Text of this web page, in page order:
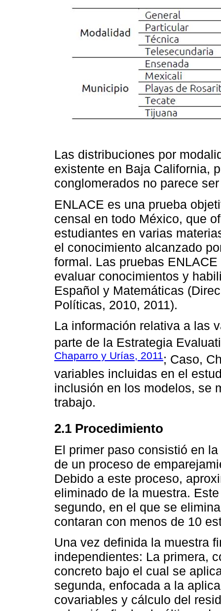
Las distribuciones por
existente en Baja California,
conglomerados no parece
ENLACE es una prueba
censal en todo México, que
estudiantes en varias
el conocimiento alcanzado
formal. Las pruebas
evaluar conocimientos y
Español y Matemáticas
Políticas, 2010, 2011).
La información relativa a las
parte de la Estrategia
Chaparro y Urías, 2011; Caso,
variables incluidas en el
inclusión en los modelos, se
trabajo.
2.1 Procedimiento
El primer paso consistió en
de un proceso de
Debido a este proceso,
eliminado de la muestra.
segundo, en el que se
contaran con menos de 10
Una vez definida la muestra
independientes: La primera,
concreto bajo el cual se
segunda, enfocada a la
covariables y cálculo del